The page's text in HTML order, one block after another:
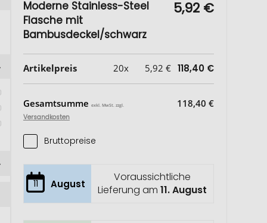
Moderne Stainless-Steel
Flasche mit
Bambusdeckel/schwarz
5,92 €
Artikelpreis 20x 5,92 € 118,40 €
Gesamtsumme exkl. MwSt. zzgl.
Versandkosten
118,40 €
Bruttopreise
11 August
Voraussichtliche
Lieferung am 11. August